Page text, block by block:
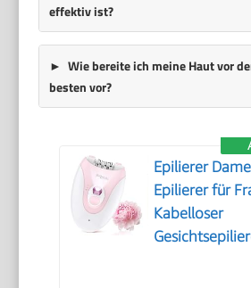
effektiv ist?
Wie bereite ich meine Haut vor
besten vor?
Epilierer
Epilierer für
Kabelloser